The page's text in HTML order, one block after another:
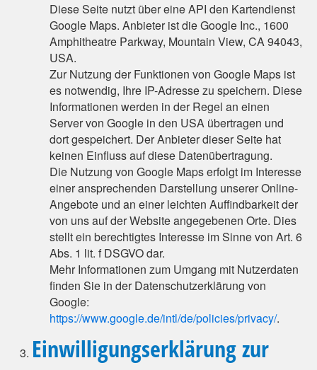
Diese Seite nutzt über eine API den Kartendienst
Google Maps. Anbieter ist die Google Inc., 1600
Amphitheatre Parkway, Mountain View, CA 94043,
USA.
Zur Nutzung der Funktionen von Google Maps ist
es notwendig, Ihre IP-Adresse zu speichern. Diese
Informationen werden in der Regel an einen
Server von Google in den USA übertragen und
dort gespeichert. Der Anbieter dieser Seite hat
keinen Einfluss auf diese Datenübertragung.
Die Nutzung von Google Maps erfolgt im Interesse
einer ansprechenden Darstellung unserer Online-
Angebote und an einer leichten Auffindbarkeit der
von uns auf der Website angegebenen Orte. Dies
stellt ein berechtigtes Interesse im Sinne von Art. 6
Abs. 1 lit. f DSGVO dar.
Mehr Informationen zum Umgang mit Nutzerdaten
finden Sie in der Datenschutzerklärung von
Google:
https://www.google.de/intl/de/policies/privacy/.
Einwilligungserklärung zur